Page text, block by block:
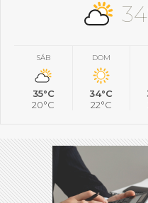
SÁB
35°C
20°C
DOM
34°C
22°C